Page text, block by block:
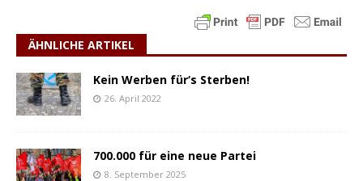
ÄHNLICHE ARTIKEL
Kein Werben für‘s Sterben!
26. April 2022
700.000 für eine neue Partei
8. September 2025